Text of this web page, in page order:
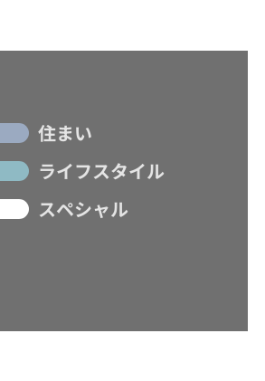
住まい
ライフスタイル
スペシャル